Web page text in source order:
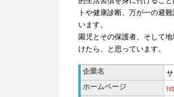
トや健康診断、万が一の避
います。
園児とその保護者、そして
けたら、と思っています。
企業名
ホームページ